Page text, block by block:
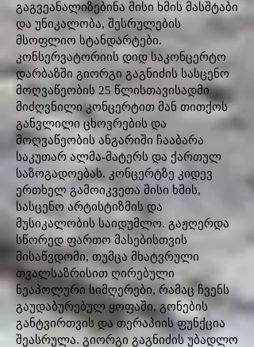
გაგვეანალიზებინა მისი ხმის მასშტაბი
და უნიკალობა, შესრულების
მსოფლიო სტანდარტები.
კონსერვატორიის დიდ საკონცერტო
დარბაზში გიორგი გაგნიძის სასცენო
მოღვაწეობის 25 წლისთავისადმი
მიძღვნილი კონცერტით მან თითქოს
განვლილი ცხოვრების და
მოღვაწეობის ანგარიში ჩააბარა
საკუთარ ალმა-მატერს და ქართულ
საზოგადოებას. კონცერტზე კიდევ
ერთხელ გამოიკვეთა მისი ხმის,
სასცენო არტისტიზმის და
მუსიკალობის საიდუმლო. გაჟღერდა
სწორედ ფართო მასებისთვის
მისაწვდომი, თუმცა მხატვრული
თვალსაზრისით ღირებული
ნეაპოლური სიმღერები, რამაც ჩვენს
გაუდაბურებულ ყოფაში, გონების
განტვირთვის და თერაპიის ფუნქცია
შეასრულა. გიორგი გაგნიძის უბადლო